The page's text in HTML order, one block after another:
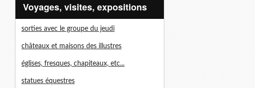
voyages, visites, expositions
sorties avec le groupe du jeudi
châteaux et maisons des illustres
églises, fresques, chapiteaux, etc...
statues équestres